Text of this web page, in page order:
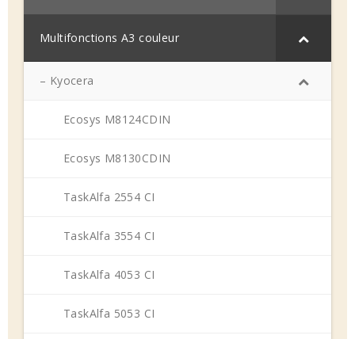
Multifonctions A3 couleur
– Kyocera
Ecosys M8124CDIN
Ecosys M8130CDIN
TaskAlfa 2554 CI
TaskAlfa 3554 CI
TaskAlfa 4053 CI
TaskAlfa 5053 CI